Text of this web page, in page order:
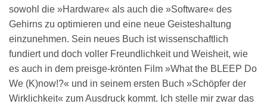
sowohl die »Hardware« als auch die »Software« des
Gehirns zu optimieren und eine neue Geisteshaltung
einzunehmen. Sein neues Buch ist wissenschaftlich
fundiert und doch voller Freundlichkeit und Weisheit, wie
es auch in dem preisge-krönten Film »What the BLEEP Do
We (K)now!?« und in seinem ersten Buch »Schöpfer der
Wirklichkeit« zum Ausdruck kommt. Ich stelle mir zwar das